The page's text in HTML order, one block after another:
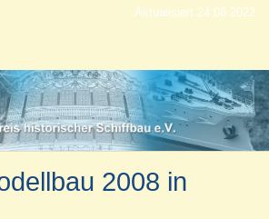
Aktualisiert 24.08.2022
2008 in